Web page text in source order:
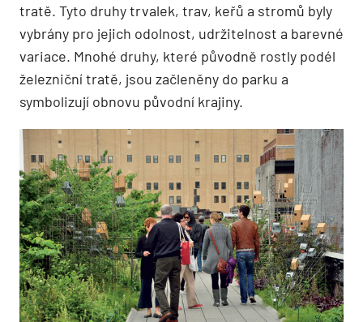
tratě. Tyto druhy trvalek, trav, keřů a stromů byly
vybrány pro jejich odolnost, udržitelnost a barevné
variace. Mnohé druhy, které původně rostly podél
železniční tratě, jsou začleněny do parku a
symbolizují obnovu původní krajiny.